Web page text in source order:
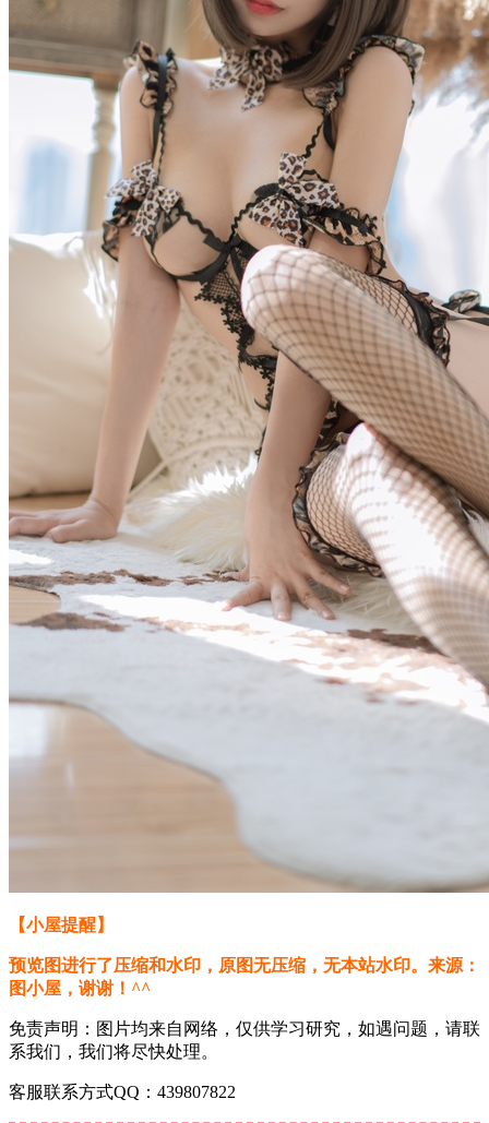
【小屋提醒】
预览图进行了压缩和水印，原图无压缩，无本站水印。来源：
图小屋，谢谢！^^
免责声明：图片均来自网络，仅供学习研究，如遇问题，请联
系我们，我们将尽快处理。
客服联系方式QQ：439807822